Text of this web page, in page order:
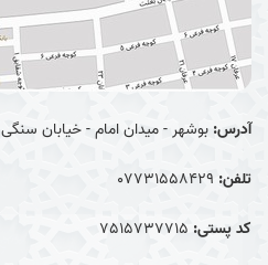
آدرس: بوشهر - میدان امام - خیابان سنگی
تلفن: 07731558429
کد پستی: 7515737715